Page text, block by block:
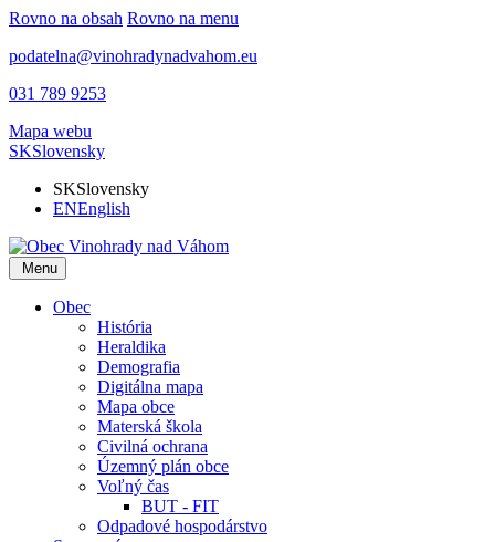
Rovno na obsah Rovno na menu
podatelna@vinohradynadvahom.eu
031 789 9253
Mapa webu
SKSlovensky
SKSlovensky
ENEnglish
Menu
Obec
História
Heraldika
Demografia
Digitálna mapa
Mapa obce
Materská škola
Civilná ochrana
Územný plán obce
Voľný čas
BUT - FIT
Odpadové hospodárstvo